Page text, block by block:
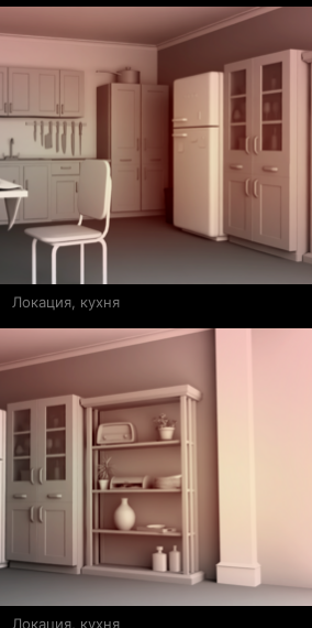
Локация, кухня
Локация, кухня